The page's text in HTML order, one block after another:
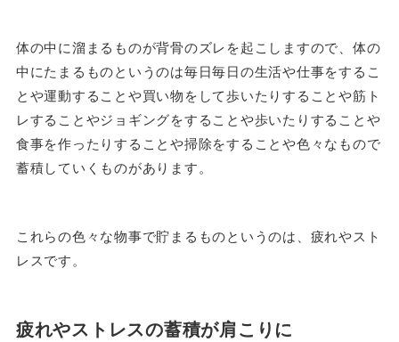
体の中に溜まるものが背骨のズレを起こしますので、体の
中にたまるものというのは毎日毎日の生活や仕事をするこ
とや運動することや買い物をして歩いたりすることや筋ト
レすることやジョギングをすることや歩いたりすることや
食事を作ったりすることや掃除をすることや色々なもので
蓄積していくものがあります。
これらの色々な物事で貯まるものというのは、疲れやスト
レスです。
疲れやストレスの蓄積が肩こりに